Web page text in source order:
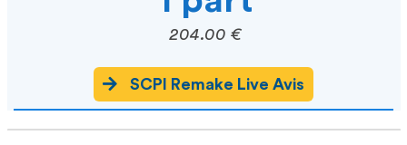
204.00 €
SCPI Remake Live Avis